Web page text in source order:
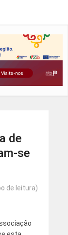
de
se
de leitura)